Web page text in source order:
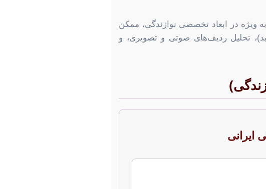
ویژه در ابعاد تخصصی نوازندگی، ممکن
تحلیل ردیف‌های صوتی و تصویری، و
ایرانی